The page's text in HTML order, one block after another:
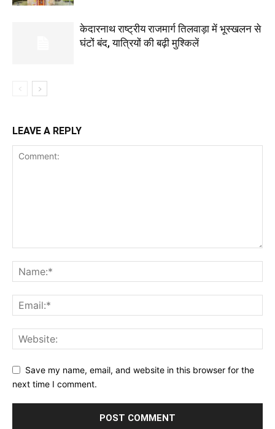
केदारनाथ राष्ट्रीय राजमार्ग तिलवाड़ा में भूस्खलन से
घंटों बंद, यात्रियों की बढ़ी मुश्किलें
LEAVE A REPLY
Save my name, email, and website in this browser for the
next time I comment.